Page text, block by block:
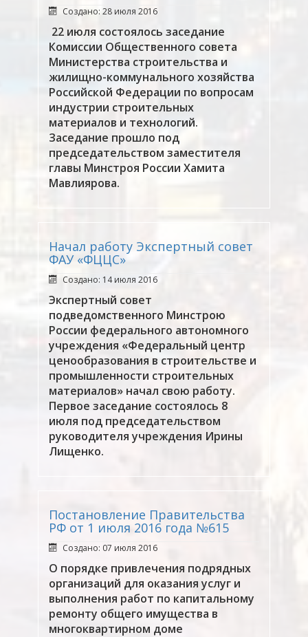
Создано: 28 июля 2016
22 июля состоялось заседание
Комиссии Общественного совета
Министерства строительства и
жилищно-коммунального хозяйства
Российской Федерации по вопросам
индустрии строительных
материалов и технологий.
Заседание прошло под
председательством заместителя
главы Минстроя России Хамита
Мавлиярова.
Начал работу Экспертный совет
ФАУ «ФЦЦС»
Создано: 14 июля 2016
Экспертный совет
подведомственного Минстрою
России федерального автономного
учреждения «Федеральный центр
ценообразования в строительстве и
промышленности строительных
материалов» начал свою работу.
Первое заседание состоялось 8
июля под председательством
руководителя учреждения Ирины
Лищенко.
Постановление Правительства
РФ от 1 июля 2016 года №615
Создано: 07 июля 2016
О порядке привлечения подрядных
организаций для оказания услуг и
выполнения работ по капитальному
ремонту общего имущества в
многоквартирном доме